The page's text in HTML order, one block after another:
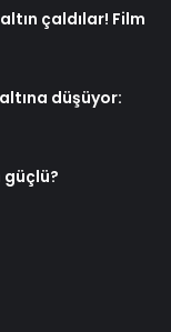
çaldılar! Film
düşüyor:
güçlü?